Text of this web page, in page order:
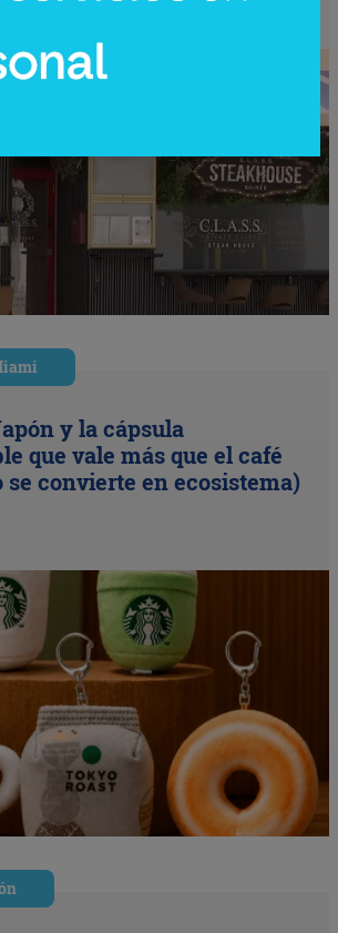
y la cápsula
que vale más que el café
se convierte en ecosistema)